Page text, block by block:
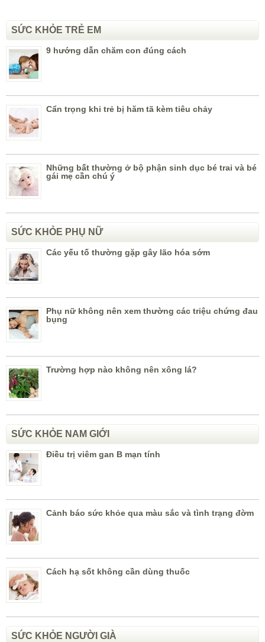
SỨC KHỎE TRẺ EM
9 hướng dẫn chăm con đúng cách
Cẩn trọng khi trẻ bị hăm tã kèm tiêu chảy
Những bất thường ở bộ phận sinh dục bé trai và bé
gái mẹ cần chú ý
SỨC KHỎE PHỤ NỮ
Các yếu tố thường gặp gây lão hóa sớm
Phụ nữ không nên xem thường các triệu chứng đau
bụng
Trường hợp nào không nên xông lá?
SỨC KHỎE NAM GIỚI
Điều trị viêm gan B mạn tính
Cảnh báo sức khỏe qua màu sắc và tình trạng đờm
Cách hạ sốt không cần dùng thuốc
SỨC KHỎE NGƯỜI GIÀ